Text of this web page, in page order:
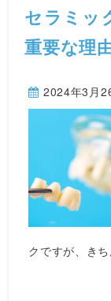
セラミッ
重要な理
2024年3月
クですが、き